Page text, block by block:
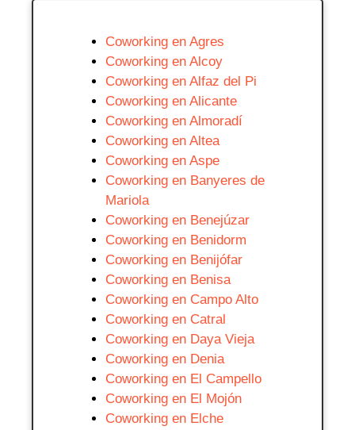
Coworking en Agres
Coworking en Alcoy
Coworking en Alfaz del Pi
Coworking en Alicante
Coworking en Almoradí
Coworking en Altea
Coworking en Aspe
Coworking en Banyeres de
Mariola
Coworking en Benejúzar
Coworking en Benidorm
Coworking en Benijófar
Coworking en Benisa
Coworking en Campo Alto
Coworking en Catral
Coworking en Daya Vieja
Coworking en Denia
Coworking en El Campello
Coworking en El Mojón
Coworking en Elche